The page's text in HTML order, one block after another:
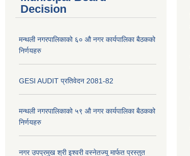
Decision
मन्थली नगरपालिकाको ६० औ नगर कार्यपालिका बैठकको
निर्णयहरु
GESI AUDIT प्रतिवेदन 2081-82
मन्थली नगरपालिकाको ५९ औ नगर कार्यपालिका बैठकको
निर्णयहरु
नगर उपप्रमुख श्री इश्वरी वस्नेतज्यू मार्फत प्रस्तुत